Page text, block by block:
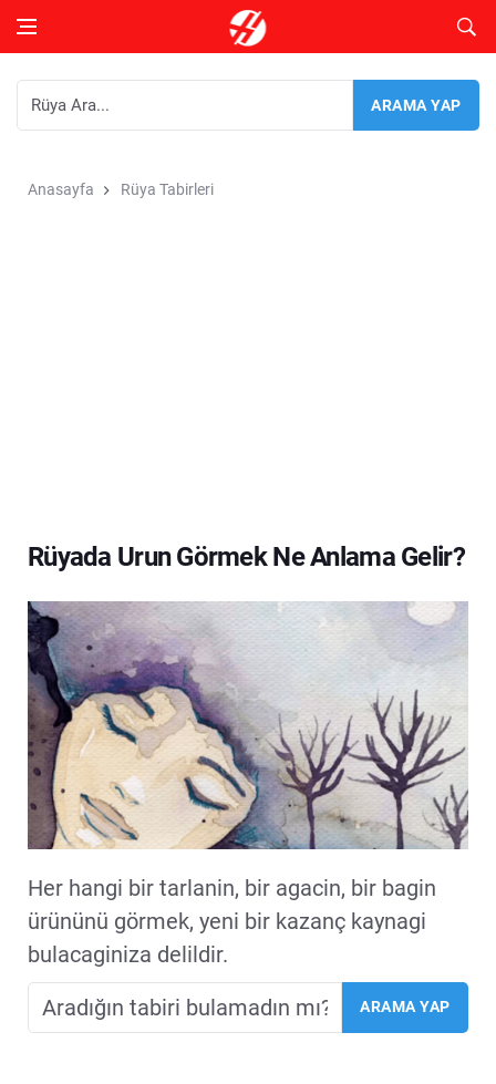
Anasayfa Rüya Tabirleri
Rüyada Urun Görmek Ne Anlama Gelir?
Her hangi bir tarlanin, bir agacin, bir bagin
ürününü görmek, yeni bir kazanç kaynagi
bulacaginiza delildir.